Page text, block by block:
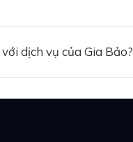
dịch vụ của Gia Bảo?